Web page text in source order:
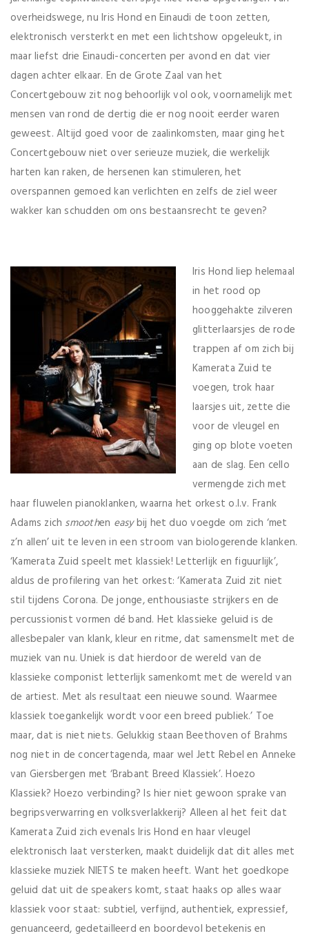
overheidswege, nu Iris Hond en Einaudi de toon zetten,
elektronisch versterkt en met een lichtshow opgeleukt, in
maar liefst drie Einaudi-concerten per avond en dat vier
dagen achter elkaar. En de Grote Zaal van het
Concertgebouw zit nog behoorlijk vol ook, voornamelijk met
mensen van rond de dertig die er nog nooit eerder waren
geweest. Altijd goed voor de zaalinkomsten, maar ging het
Concertgebouw niet over serieuze muziek, die werkelijk
harten kan raken, de hersenen kan stimuleren, het
overspannen gemoed kan verlichten en zelfs de ziel weer
wakker kan schudden om ons bestaansrecht te geven?
Iris Hond liep helemaal
in het rood op
hooggehakte zilveren
glitterlaarsjes de rode
trappen af om zich bij
Kamerata Zuid te
voegen, trok haar
laarsjes uit, zette die
voor de vleugel en
ging op blote voeten
aan de slag. Een cello
vermengde zich met
haar fluwelen pianoklanken, waarna het orkest o.l.v. Frank
Adams zich smoothen easybij het duo voegde om zich ‘met
z’n allen’ uit te leven in een stroom van biologerende klanken.
‘Kamerata Zuid speelt met klassiek! Letterlijk en figuurlijk’,
aldus de profilering van het orkest: ‘Kamerata Zuid zit niet
stil tijdens Corona. De jonge, enthousiaste strijkers en de
percussionist vormen dé band. Het klassieke geluid is de
allesbepaler van klank, kleur en ritme, dat samensmelt met de
muziek van nu. Uniek is dat hierdoor de wereld van de
klassieke componist letterlijk samenkomt met de wereld van
de artiest. Met als resultaat een nieuwe sound. Waarmee
klassiek toegankelijk wordt voor een breed publiek.’ Toe
maar, dat is niet niets. Gelukkig staan Beethoven of Brahms
nog niet in de concertagenda, maar wel Jett Rebel en Anneke
van Giersbergen met ‘Brabant Breed Klassiek’. Hoezo
Klassiek? Hoezo verbinding? Is hier niet gewoon sprake van
begripsverwarring en volksverlakkerij? Alleen al het feit dat
Kamerata Zuid zich evenals Iris Hond en haar vleugel
elektronisch laat versterken, maakt duidelijk dat dit alles met
klassieke muziek NIETS te maken heeft. Want het goedkope
geluid dat uit de speakers komt, staat haaks op alles waar
klassiek voor staat: subtiel, verfijnd, authentiek, expressief,
genuanceerd, gedetailleerd en boordevol betekenis en